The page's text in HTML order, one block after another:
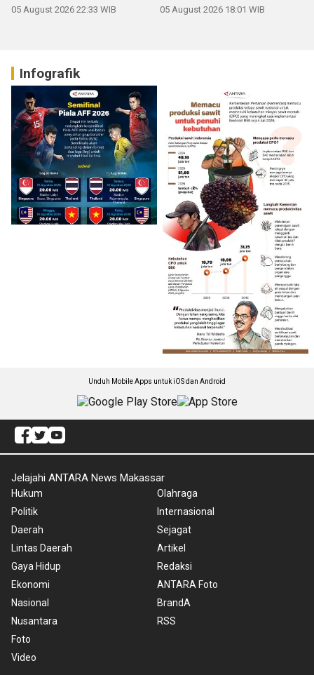
05 August 2026 22:33 WIB 05 August 2026 18:01 WIB
Infografik
Unduh Mobile Apps untuk iOS dan Android
Jelajahi ANTARA News Makassar
Hukum
Politik
Daerah
Lintas Daerah
Gaya Hidup
Ekonomi
Nasional
Nusantara
Foto
Video
Olahraga
Internasional
Sejagat
Artikel
Redaksi
ANTARA Foto
BrandA
RSS